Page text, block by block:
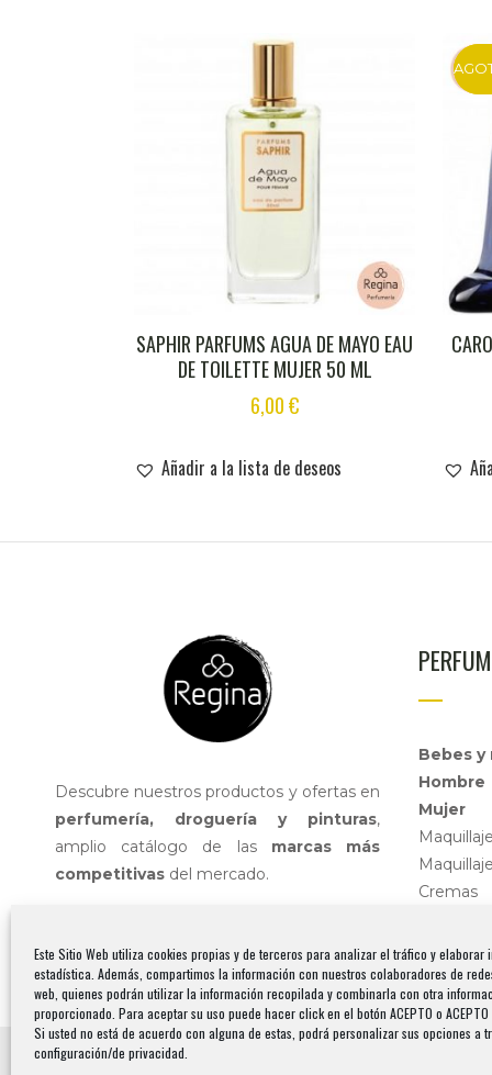
Este Sitio Web utiliza cookies propias y de terceros para analizar el tráfico y elaborar
estadística. Además, compartimos la información con nuestros colaboradores de
web, quienes podrán utilizar la información recopilada y combinarla con otra
proporcionado. Para aceptar su uso puede hacer click en el botón ACEPTO o ACEPTO
Si usted no está de acuerdo con alguna de estas, podrá personalizar sus opciones a
configuración/de privacidad.
SAPHIR PARFUMS AGUA DE MAYO EAU
DE TOILETTE MUJER 50 ML
6,00€
Añadir a la lista de deseos
Descubre nuestros productos y ofertas en
perfumería, droguería y pinturas,
amplio catálogo de las marcas más
competitivas del mercado.
Bebes y
Hombre
Mujer
Cremas
Higiene